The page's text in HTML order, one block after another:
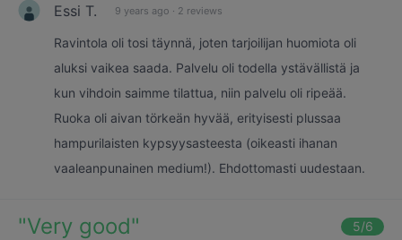
Essi T. 9 years ago · 2 reviews
Ravintola oli tosi täynnä, joten tarjoilijan huomiota oli
aluksi vaikea saada. Palvelu oli todella ystävällistä ja
kun vihdoin saimme tilattua, niin palvelu oli ripeää.
Ruoka oli aivan törkeän hyvää, erityisesti plussaa
hampurilaisten kypsyysasteesta (oikeasti ihanan
vaaleanpunainen medium!). Ehdottomasti uudestaan.
"Very good" 5/6